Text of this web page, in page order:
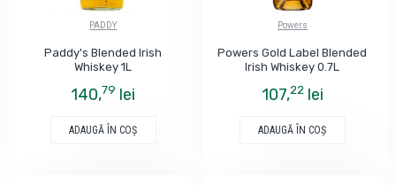
PADDY
Paddy's Blended Irish
Whiskey 1L
140,79 lei
ADAUGĂ ÎN COŞ
Powers
Powers Gold Label Blended
Irish Whiskey 0.7L
107,22lei
ADAUGĂ ÎN COŞ